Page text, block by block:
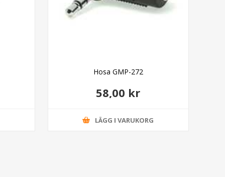
Hosa GMP-272
58,00 kr
LÄGG I VARUKORG